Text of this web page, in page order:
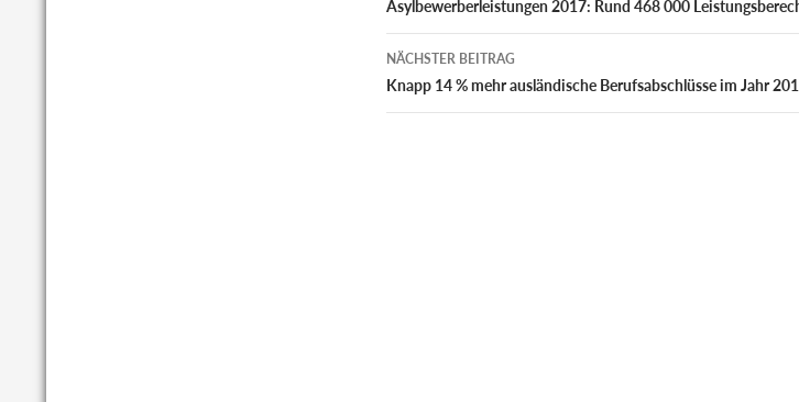
Asylbewerberleistungen 2017: Rund 468 000
NÄCHSTER BEITRAG
Knapp 14 % mehr ausländische Berufsabschlüsse im Jahr